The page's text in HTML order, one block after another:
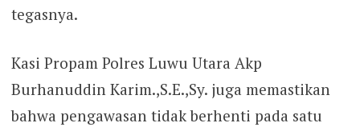
tegasnya.
Kasi Propam Polres Luwu Utara Akp
Burhanuddin Karim.,S.E.,Sy. juga memastikan
bahwa pengawasan tidak berhenti pada satu